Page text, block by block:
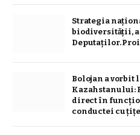
Strategia
biodiversităţii,
Deputaților.
Bolojan a vorbit
Kazahstanului:
direct în
conductei cu